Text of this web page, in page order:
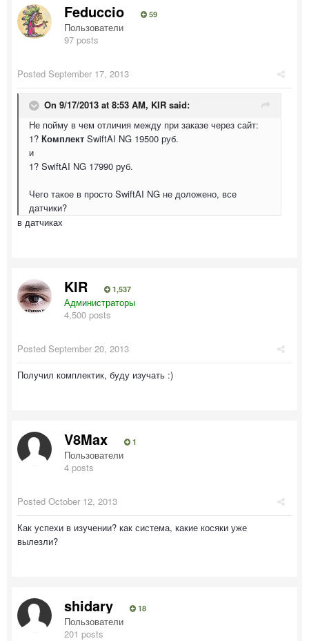
Feduccio 59
Пользователи
97 posts
Posted September 17, 2013
On 9/17/2013 at 8:53 AM, KIR said:
Не пойму в чем отличия между при заказе через сайт:
1? Комплект SwiftAI NG 19500 руб.
и
1? SwiftAI NG 17990 руб.
Чего такое в просто SwiftAI NG не доложено, все
датчики?
в датчиках
KIR 1,537
Администраторы
4,500 posts
Posted September 20, 2013
Получил комплектик, буду изучать :)
V8Max 1
Пользователи
4 posts
Posted October 12, 2013
Как успехи в изучении? как система, какие косяки уже
вылезли?
shidary 18
Пользователи
201 posts